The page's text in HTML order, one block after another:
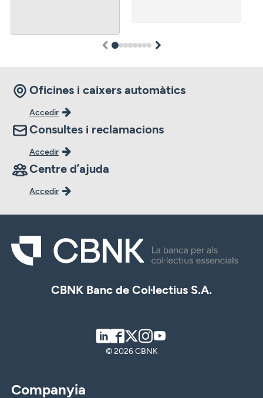
12345678
Oficines i caixers automàtics
Accedir
Consultes i reclamacions
Accedir
Centre d’ajuda
Accedir
CBNK Banc de Col·lectius S.A.
LinkedIn
Facebook
TwitterInstagram
© 2026 CBNK
Companyia